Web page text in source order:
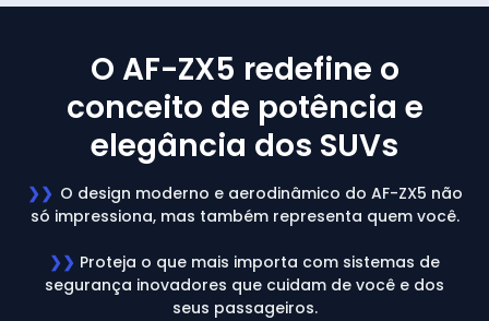
O AF-ZX5 redefine o
conceito de potência e
elegância dos SUVs
❯❯ O design moderno e aerodinâmico do AF-ZX5 não
só impressiona, mas também representa quem você.
❯❯ Proteja o que mais importa com sistemas de
segurança inovadores que cuidam de você e dos
seus passageiros.